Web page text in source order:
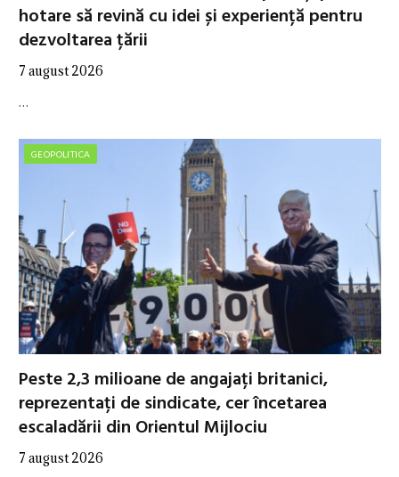
hotare să revină cu idei și experiență pentru
dezvoltarea țării
7 august 2026
…
GEOPOLITICA
Peste 2,3 milioane de angajați britanici,
reprezentați de sindicate, cer încetarea
escaladării din Orientul Mijlociu
7 august 2026